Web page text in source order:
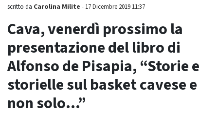
scritto da Carolina Milite - 17 Dicembre 2019 11:37
Cava, venerdì prossimo la
presentazione del libro di
Alfonso de Pisapia, “Storie e
storielle sul basket cavese e
non solo…”